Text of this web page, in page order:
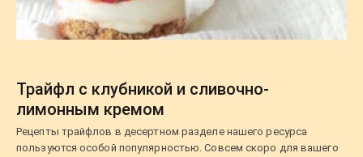
Трайфл с клубникой и сливочно-
лимонным кремом
Рецепты трайфлов в десертном разделе нашего ресурса
пользуются особой популярностью. Совсем скоро для вашего